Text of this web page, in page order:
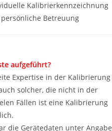
Kalibrierkennzeichnung
Betreuung
aufgeführt?
Expertise in der Kalibrierung
solcher, die nicht in der
Fällen ist eine Kalibrierung
die Gerätedaten unter Angabe